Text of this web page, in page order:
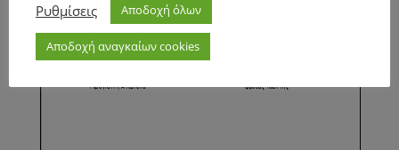
Ρυθμίσεις
Αποδοχή όλων
Αποδοχή αναγκαίων cookies